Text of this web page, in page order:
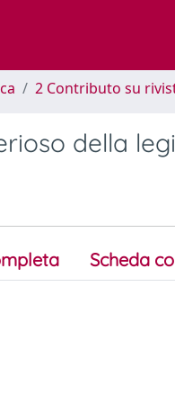
2 Contributo su
della
Scheda